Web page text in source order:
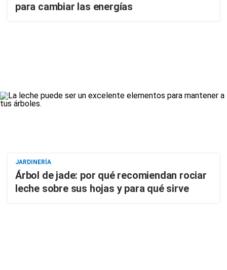
para cambiar las energías
JARDINERÍA
Árbol de jade: por qué recomiendan rociar
leche sobre sus hojas y para qué sirve